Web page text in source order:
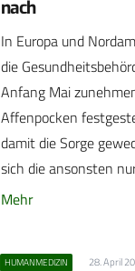
nach
In Europa und
die
Anfang Mai
Affenpocken
damit die Sorge
sich die ansonsten
Mehr
HUMANMEDIZIN 28. April